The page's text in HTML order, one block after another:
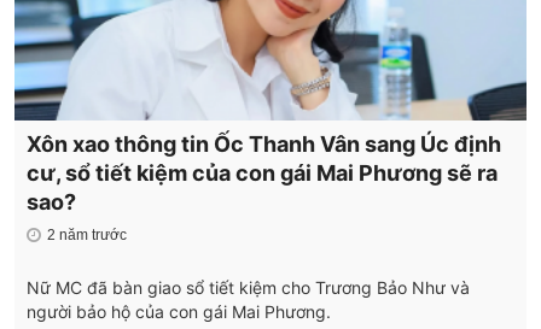
Xôn xao thông tin Ốc Thanh Vân sang Úc định
cư, sổ tiết kiệm của con gái Mai Phương sẽ ra
sao?
2 năm trước
Nữ MC đã bàn giao sổ tiết kiệm cho Trương Bảo Như và
người bảo hộ của con gái Mai Phương.